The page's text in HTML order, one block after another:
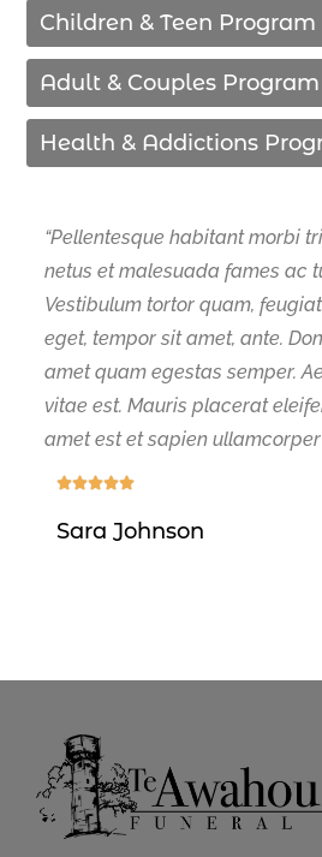
Children & Teen Program
Adult & Couples Program
Health & Addictions
“Pellentesque habitant morbi
netus et malesuada fames ac
Vestibulum tortor quam,
eget, tempor sit amet, ante.
amet quam egestas semper.
vitae est. Mauris placerat
amet est et sapien ullamcorper

Sara Johnson